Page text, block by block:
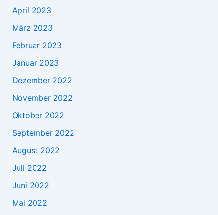
April 2023
März 2023
Februar 2023
Januar 2023
Dezember 2022
November 2022
Oktober 2022
September 2022
August 2022
Juli 2022
Juni 2022
Mai 2022